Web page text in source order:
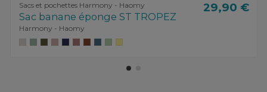
Sacs et pochettes Harmony - Haomy
Sac banane éponge ST TROPEZ
Harmony - Haomy
29,90 €